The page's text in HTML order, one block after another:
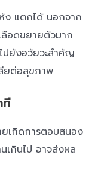
ห้ง แตกได้ นอกจาก
ลือดขยายตัวมาก
ปยังอวัยวะสำคัญ
สียต่อสุขภาพ
ที
ยเกิดการตอบสนอง
เกินไป อาจส่งผล